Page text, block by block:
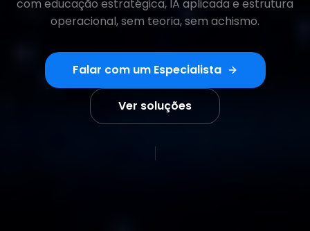
com educação estratégica, IA aplicada e estrutura
operacional, sem teoria, sem achismo.
Falar com um Especialista
Ver soluções